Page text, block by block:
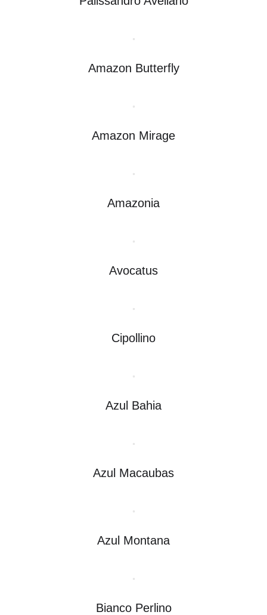
Amazon Butterfly
Amazon Mirage
Amazonia
Avocatus
Cipollino
Azul Bahia
Azul Macaubas
Azul Montana
Bianco Perlino